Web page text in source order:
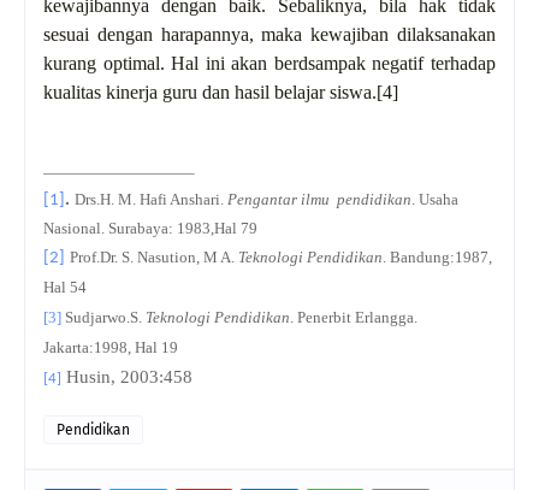
kewajibannya dengan baik. Sebaliknya, bila hak tidak
sesuai dengan harapannya, maka kewajiban dilaksanakan
kurang optimal. Hal ini akan berdsampak negatif terhadap
kualitas kinerja guru dan hasil belajar siswa.[4]
[1] . Drs.H. M. Hafi Anshari. Pengantar ilmu pendidikan . Usaha
Nasional. Surabaya: 1983,Hal 79
[2]
Prof.Dr. S. Nasution, M A. Teknologi Pendidikan . Bandung:1987,
Hal 54
[3] Sudjarwo.S. Teknologi Pendidikan . Penerbit Erlangga.
Jakarta:1998, Hal 19
[4] Husin, 2003:458
Pendidikan